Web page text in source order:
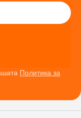
Политика за